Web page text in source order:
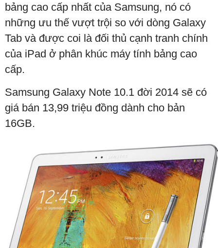
bảng cao cấp nhất của Samsung, nó có
những ưu thế vượt trội so với dòng Galaxy
Tab và được coi là đối thủ cạnh tranh chính
của iPad ở phân khúc máy tính bảng cao
cấp.
Samsung Galaxy Note 10.1 đời 2014 sẽ có
giá bán 13,99 triệu đồng dành cho bản
16GB.